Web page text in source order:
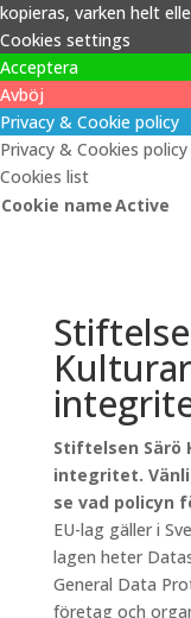
kopieras, varken helt
Cookies settings
Acceptera
Avböj
Privacy & Cookie policy
Privacy & Cookies policy
Cookies list
Cookie nameActive
Stiftelsen Särö
integritet.
se vad policyn
EU-lag gäller i
lagen heter
General Data
företag och